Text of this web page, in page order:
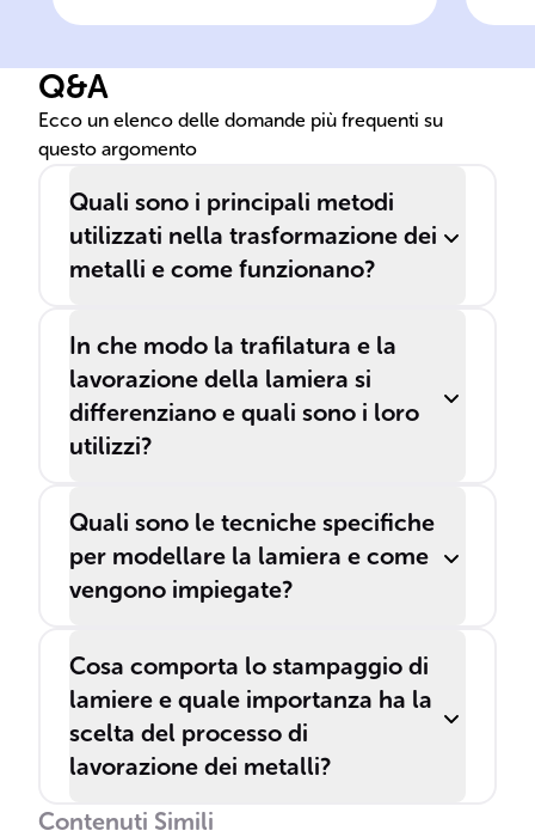
di
Q&A
Ecco un elenco delle domande più frequenti su
questo argomento
Quali sono i principali metodi
utilizzati nella trasformazione dei
metalli e come funzionano?
In che modo la trafilatura e la
lavorazione della lamiera si
differenziano e quali sono i loro
utilizzi?
Quali sono le tecniche specifiche
per modellare la lamiera e come
vengono impiegate?
Cosa comporta lo stampaggio di
lamiere e quale importanza ha la
scelta del processo di
lavorazione dei metalli?
Contenuti Simili